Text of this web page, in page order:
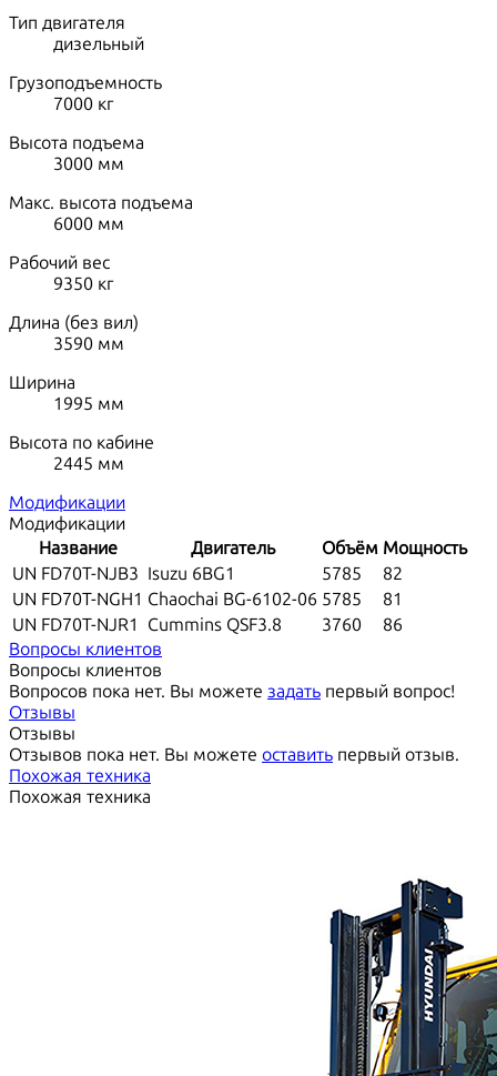
Тип двигателя
дизельный
Грузоподъемность
7000 кг
Высота подъема
3000 мм
Макс. высота подъема
6000 мм
Рабочий вес
9350 кг
Длина (без вил)
3590 мм
Ширина
1995 мм
Высота по кабине
2445 мм
Модификации
Модификации
Название
Двигатель Объём Мощность
UN FD70T-NJB3 Isuzu 6BG1 5785
82
UN FD70T-NGH1 Chaochai BG-6102-06 5785
81
UN FD70T-NJR1
Cummins QSF3.8 3760
86
Вопросы клиентов
Вопросы клиентов
Вопросов пока нет. Вы можете задать первый вопрос!
Отзывы
Отзывы
Отзывов пока нет. Вы можете оставить первый отзыв.
Похожая техника
Похожая техника